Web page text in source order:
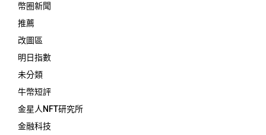
幣圈新聞
推薦
改圖區
明日指數
未分類
牛幣短評
金星人NFT研究所
金融科技